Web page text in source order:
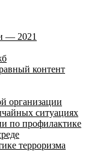
— 2021
контент
организации
ситуациях
по профилактике
терроризма